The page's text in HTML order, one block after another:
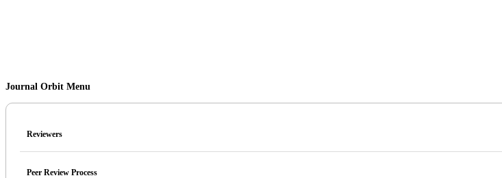
Journal Orbit Menu
Reviewers
Peer Review Process